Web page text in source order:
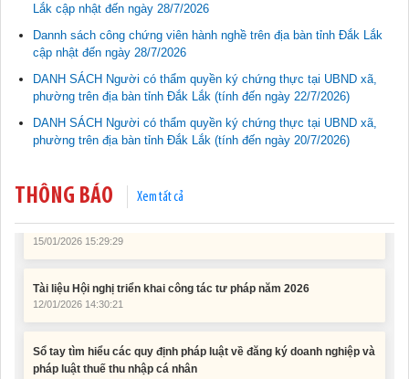
Lắk cập nhật đến ngày 28/7/2026
Dannh sách công chứng viên hành nghề trên địa bàn tỉnh Đắk Lắk
cập nhật đến ngày 28/7/2026
DANH SÁCH Người có thẩm quyền ký chứng thực tại UBND xã,
phường trên địa bàn tỉnh Đắk Lắk (tính đến ngày 22/7/2026)
DANH SÁCH Người có thẩm quyền ký chứng thực tại UBND xã,
phường trên địa bàn tỉnh Đắk Lắk (tính đến ngày 20/7/2026)
THÔNG BÁO Xem tất cả
Tài liệu phục vụ tiêu chí tiếp cận pháp luật trong đánh giá Nông
thôn mới
11/02/2026 08:45:12
2025
15/01/2026 15:29:29
Tài liệu Hội nghị triển khai công tác tư pháp năm 2026
12/01/2026 14:30:21
Sổ tay tìm hiểu các quy định pháp luật về đăng ký doanh nghiệp và
10/01/2026 15:22:31